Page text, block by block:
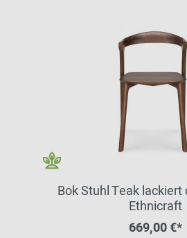
Bok Stuhl Teak
Ethnicraft
669,00 €*